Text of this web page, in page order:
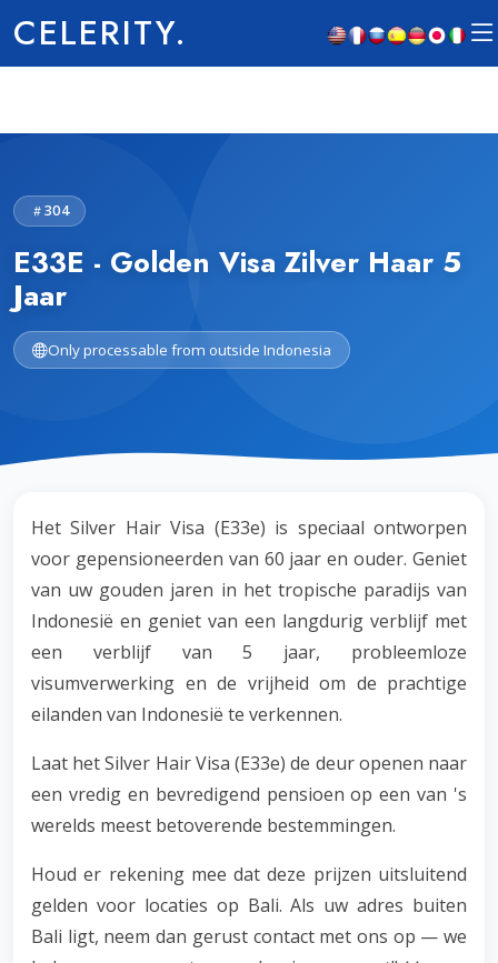
CELERITY.
304
E33E - Golden Visa Zilver Haar 5
Jaar
Only processable from outside Indonesia
Het Silver Hair Visa (E33e) is speciaal ontworpen
voor gepensioneerden van 60 jaar en ouder. Geniet
van uw gouden jaren in het tropische paradijs van
Indonesië en geniet van een langdurig verblijf met
een verblijf van 5 jaar, probleemloze
visumverwerking en de vrijheid om de prachtige
eilanden van Indonesië te verkennen.
Laat het Silver Hair Visa (E33e) de deur openen naar
een vredig en bevredigend pensioen op een van 's
werelds meest betoverende bestemmingen.
Houd er rekening mee dat deze prijzen uitsluitend
gelden voor locaties op Bali. Als uw adres buiten
Bali ligt, neem dan gerust contact met ons op — we